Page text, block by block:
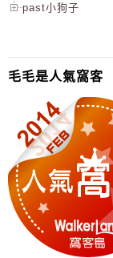
past小狗子
毛毛是人氣窩客